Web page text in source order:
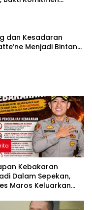
Berkualitas
dan Kesadaran
Menjadi Bintang
Kebakaran
Dalam Sepekan,
Maros Keluarkan